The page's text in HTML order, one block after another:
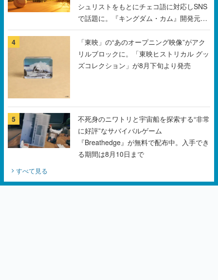
4
「東映」の“あのオープニング映像”がアク
リルブロックに。「東映ヒストリカル グッ
ズコレクション」が8月下旬より発売
『Breathedge』が無料で配布中。入手でき
る期間は8月10日まで
すべて見る